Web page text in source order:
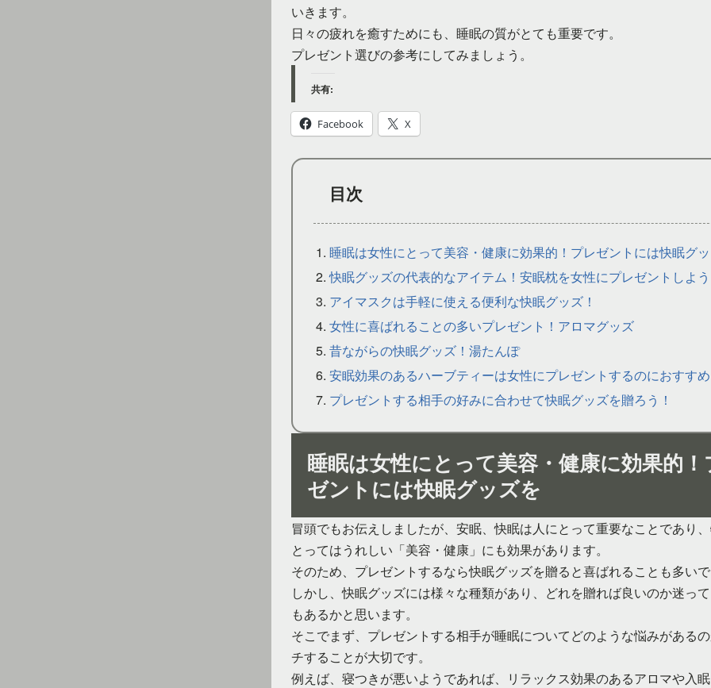
いきます。
日々の疲れを癒すためにも、睡眠の質がとても重要です。
プレゼント選びの参考にしてみましょう。
共有:
Facebook X
目次
睡眠は女性にとって美容・健康に効果的！プレゼントには快眠グ
快眠グッズの代表的なアイテム！安眠枕を女性にプレゼントしよう
アイマスクは手軽に使える便利な快眠グッズ！
女性に喜ばれることの多いプレゼント！アロマグッズ
昔ながらの快眠グッズ！湯たんぽ
安眠効果のあるハーブティーは女性にプレゼントするのにおすすめ
プレゼントする相手の好みに合わせて快眠グッズを贈ろう！
睡眠は女性にとって美容・健康に効果的
ゼントには快眠グッズを
冒頭でもお伝えしましたが、安眠、快眠は人にとって重要なことであり
とってはうれしい「美容・健康」にも効果があります。
そのため、プレゼントするなら快眠グッズを贈ると喜ばれることも多い
しかし、快眠グッズには様々な種類があり、どれを贈れば良いのか迷っ
もあるかと思います。
そこでまず、プレゼントする相手が睡眠についてどのような悩みがある
チすることが大切です。
例えば、寝つきが悪いようであれば、リラックス効果のあるアロマや入